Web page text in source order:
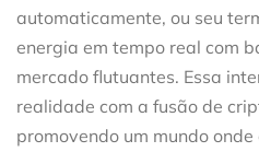
automaticamente, ou seu
energia em tempo real com
mercado flutuantes. Essa
realidade com a fusão de
promovendo um mundo